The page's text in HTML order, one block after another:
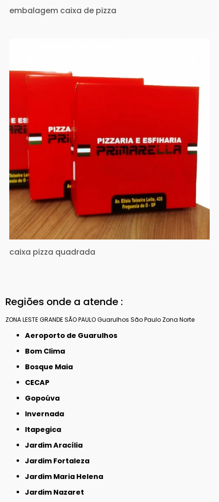
embalagem caixa de pizza
caixa pizza quadrada
Regiões onde a atende :
ZONA LESTEGRANDE SÃO PAULOGuarulhos São Paulo Zona Norte
Aeroporto de Guarulhos
Bom Clima
Bosque Maia
CECAP
Gopoúva
Invernada
Itapegica
Jardim Aracília
Jardim Fortaleza
Jardim Maria Helena
Jardim Nazaret